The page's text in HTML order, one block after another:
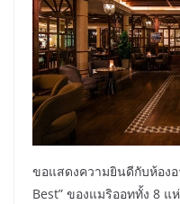
ขอแสดงความยินดีกับห้อง
Best” ของแมริออททั้ง 8